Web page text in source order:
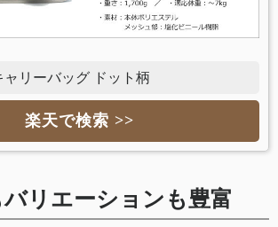
ャリーバッグ ドット柄
楽天で検索 >>
リエーションも豊富